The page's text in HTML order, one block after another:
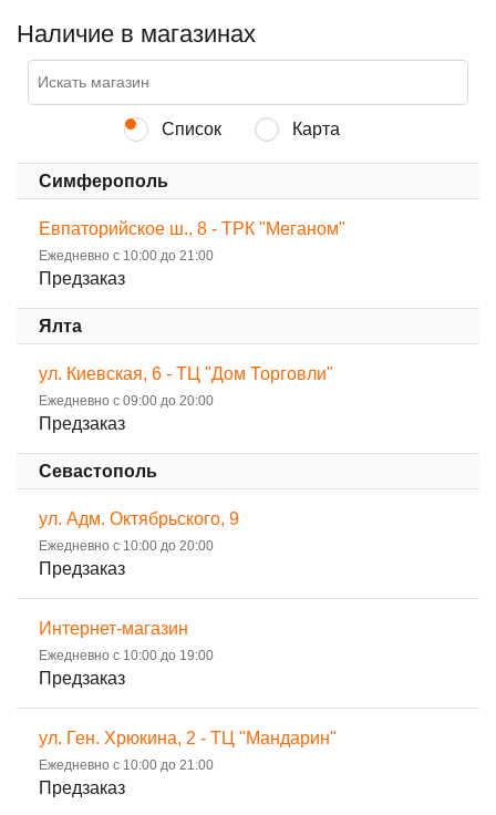
Наличие в магазинах
Список Карта
Симферополь
Евпаторийское ш., 8 - ТРК "Меганом"
Ежедневно с 10:00 до 21:00
Предзаказ
Ялта
ул. Киевская, 6 - ТЦ "Дом Торговли"
Ежедневно с 09:00 до 20:00
Предзаказ
Севастополь
ул. Адм. Октябрьского, 9
Ежедневно с 10:00 до 20:00
Предзаказ
Интернет-магазин
Ежедневно с 10:00 до 19:00
Предзаказ
ул. Ген. Хрюкина, 2 - ТЦ "Мандарин"
Ежедневно с 10:00 до 21:00
Предзаказ